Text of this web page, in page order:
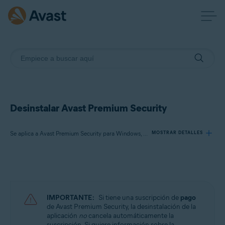
Desinstalar Avast Premium Security
Se aplica a Avast Premium Security para Windows, Avast Premium Security para Mac MOSTRAR DETALLES
Avast Premium Security 15.x para Mac
Sistemas operativos:
IMPORTANTE: Si tiene una suscripción de pago
de Avast Premium Security, la desinstalación de la
aplicación no cancela automáticamente la